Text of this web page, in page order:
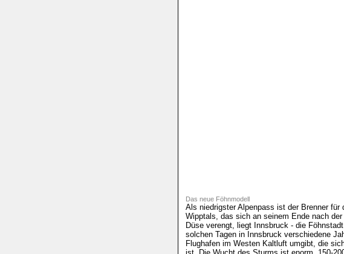
Das neue Föhnmodell
Als niedrigster Alpenpass ist der Brenner für
Wipptals, das sich an seinem Ende nach
Düse verengt, liegt Innsbruck - die
solchen Tagen in Innsbruck verschiedene
Flughafen im Westen Kaltluft umgibt, die